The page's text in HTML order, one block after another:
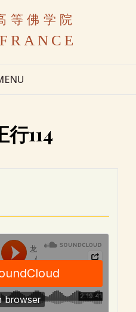
等佛学院
114